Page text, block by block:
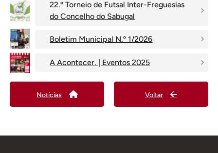
22.º Torneio de Futsal Inter-Freguesias
do Concelho do Sabugal
Boletim Municipal N.º 1/2026
A Acontecer. | Eventos 2025
Notícias Voltar